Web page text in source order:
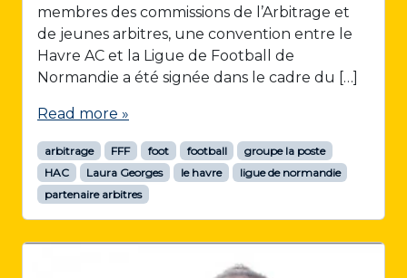
membres des commissions de l’Arbitrage et
de jeunes arbitres, une convention entre le
Havre AC et la Ligue de Football de
Normandie a été signée dans le cadre du […]
Read more »
arbitrage FFF foot football
groupe la poste
HAC
Laura Georges le havre
ligue de normandie
partenaire arbitres